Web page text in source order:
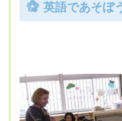
英語であそぼ